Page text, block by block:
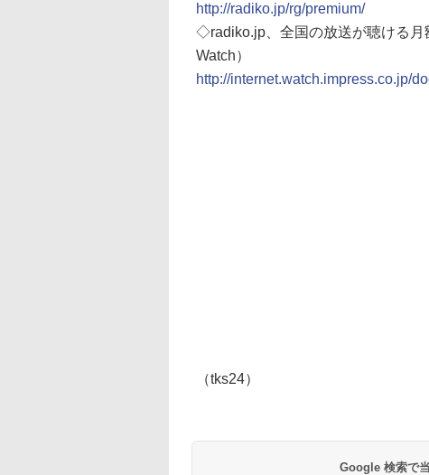
http://radiko.jp/rg/premium/
◇radiko.jp、全国の放送が聴ける
Watch）
http://internet.watch.impress.co.jp/
（tks24）
Google 検索で